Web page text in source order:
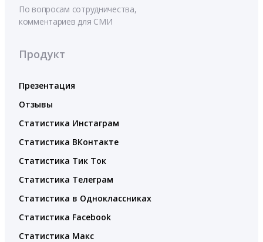
По вопросам сотрудничества,
комментариев для СМИ
Продукт
Презентация
Отзывы
Статистика Инстаграм
Статистика ВКонтакте
Статистика Тик Ток
Статистика Телеграм
Статистика в Одноклассниках
Статистика Facebook
Статистика Макс